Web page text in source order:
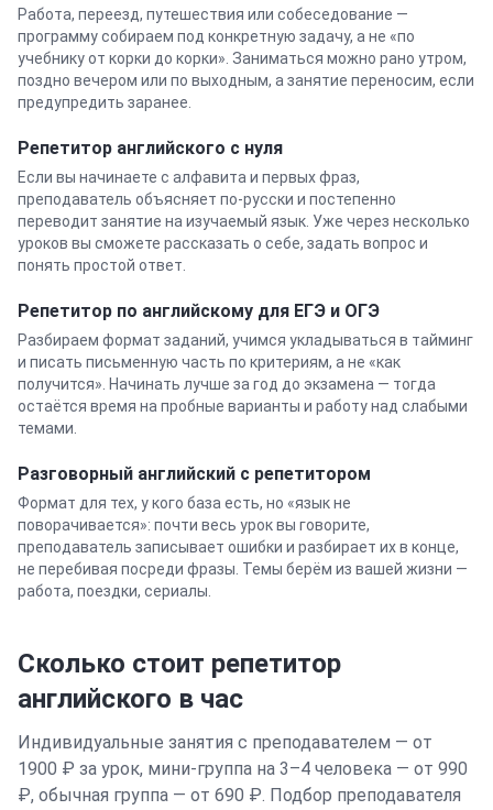
Работа, переезд, путешествия или собеседование —
программу собираем под конкретную задачу, а не «по
учебнику от корки до корки». Заниматься можно рано утром,
поздно вечером или по выходным, а занятие переносим, если
предупредить заранее.
Репетитор английского с нуля
Если вы начинаете с алфавита и первых фраз,
преподаватель объясняет по-русски и постепенно
переводит занятие на изучаемый язык. Уже через несколько
уроков вы сможете рассказать о себе, задать вопрос и
понять простой ответ.
Репетитор по английскому для ЕГЭ и ОГЭ
Разбираем формат заданий, учимся укладываться в тайминг
и писать письменную часть по критериям, а не «как
получится». Начинать лучше за год до экзамена — тогда
остаётся время на пробные варианты и работу над слабыми
темами.
Разговорный английский с репетитором
Формат для тех, у кого база есть, но «язык не
поворачивается»: почти весь урок вы говорите,
преподаватель записывает ошибки и разбирает их в конце,
не перебивая посреди фразы. Темы берём из вашей жизни —
работа, поездки, сериалы.
Сколько стоит репетитор
английского в час
Индивидуальные занятия с преподавателем — от
1900 ₽ за урок, мини-группа на 3–4 человека — от 990
₽, обычная группа — от 690 ₽. Подбор преподавателя